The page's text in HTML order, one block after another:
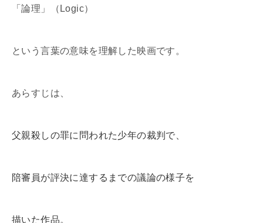
「論理」（Logic）
という言葉の意味を理解した映画です。
あらすじは、
父親殺しの罪に問われた少年の裁判で、
陪審員が評決に達するまでの議論の様子を
描いた作品。